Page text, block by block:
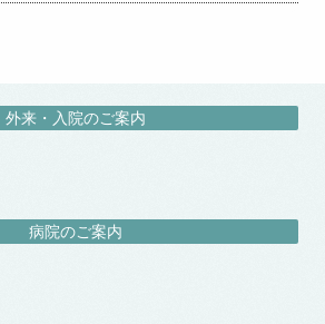
外来・入院のご案内
病院のご案内